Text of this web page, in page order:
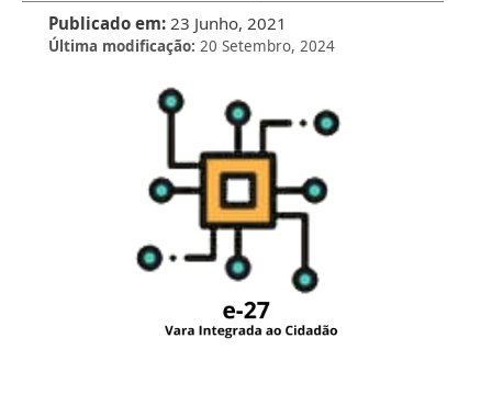
Publicado em 23 Junho, 2021
Última modificação 20 Setembro, 2024